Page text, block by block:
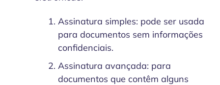
Assinatura simples: pode ser usada
para documentos sem informações
confidenciais.
Assinatura avançada: para
documentos que contêm alguns